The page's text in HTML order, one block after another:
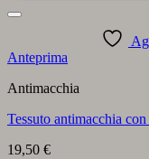
Anteprima
Antimacchia
Tessuto antimacchia
19,50 €